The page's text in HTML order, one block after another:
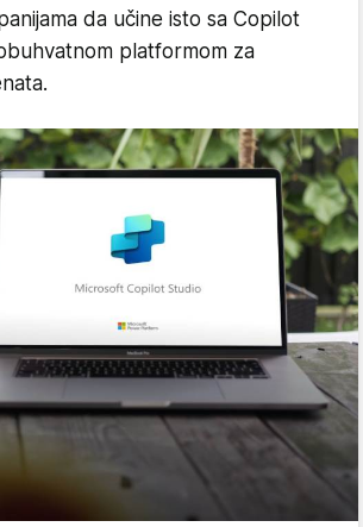
da učine isto sa Copilot
platformom za